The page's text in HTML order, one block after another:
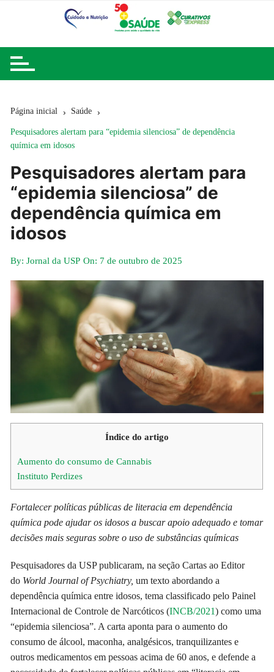
Página inicial Saúde
Pesquisadores alertam para “epidemia silenciosa” de dependência
química em idosos
Pesquisadores alertam para
“epidemia silenciosa” de
dependência química em
idosos
By: Jornal da USP On: 7 de outubro de 2025
Índice do artigo
Aumento do consumo de Cannabis
Instituto Perdizes
Fortalecer políticas públicas de literacia em dependência
química pode ajudar os idosos a buscar apoio adequado e tomar
decisões mais seguras sobre o uso de substâncias químicas
Pesquisadores da USP publicaram, na seção Cartas ao Editor
do World Journal of Psychiatry, um texto abordando a
dependência química entre idosos, tema classificado pelo Painel
Internacional de Controle de Narcóticos (INCB/2021) como uma
“epidemia silenciosa”. A carta aponta para o aumento do
consumo de álcool, maconha, analgésicos, tranquilizantes e
outros medicamentos em pessoas acima de 60 anos, e defende a